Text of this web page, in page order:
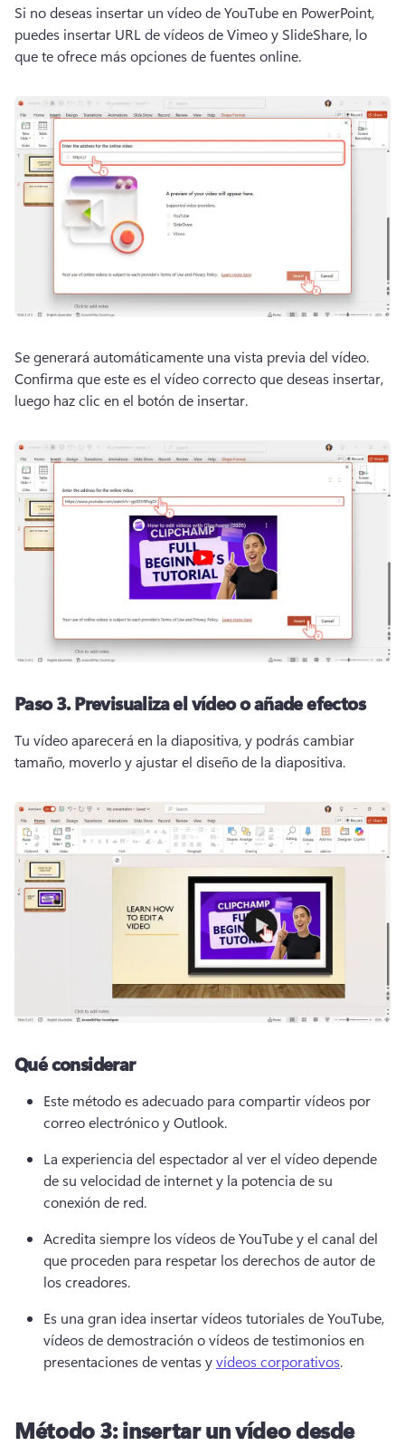
Si no deseas insertar un vídeo de YouTube en PowerPoint,
puedes insertar URL de vídeos de Vimeo y SlideShare, lo
que te ofrece más opciones de fuentes online.
Confirma que este es el vídeo correcto que deseas insertar,
luego haz clic en el botón de insertar.
Paso 3.Previsualiza el vídeo o añade efectos
Tu vídeo aparecerá en la diapositiva, y podrás cambiar
tamaño, moverlo y ajustar el diseño de la diapositiva.
Qué considerar
Este método es adecuado para compartir vídeos por
correo electrónico y Outlook.
La experiencia del espectador al ver el vídeo depende
de su velocidad de internet y la potencia de su
conexión de red.
Acredita siempre los vídeos de YouTube y el canal del
que proceden para respetar los derechos de autor de
los creadores.
Es una gran idea insertar vídeos tutoriales de YouTube,
vídeos de demostración o vídeos de testimonios en
presentaciones de ventas y vídeos corporativos.
Método 3: insertar un vídeo desde